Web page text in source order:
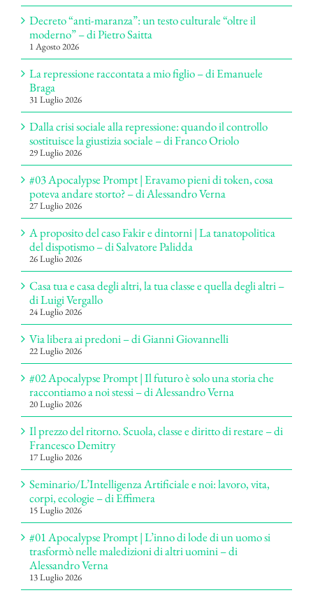
Decreto “anti-maranza”: un testo culturale “oltre il
moderno” – di Pietro Saitta
1 Agosto 2026
La repressione raccontata a mio figlio – di Emanuele
Braga
31 Luglio 2026
Dalla crisi sociale alla repressione: quando il controllo
sostituisce la giustizia sociale – di Franco Oriolo
29 Luglio 2026
#03 Apocalypse Prompt | Eravamo pieni di token, cosa
poteva andare storto? – di Alessandro Verna
27 Luglio 2026
A proposito del caso Fakir e dintorni | La tanatopolitica
del dispotismo – di Salvatore Palidda
26 Luglio 2026
Casa tua e casa degli altri, la tua classe e quella degli altri –
di Luigi Vergallo
24 Luglio 2026
Via libera ai predoni – di Gianni Giovannelli
22 Luglio 2026
#02 Apocalypse Prompt | Il futuro è solo una storia che
raccontiamo a noi stessi – di Alessandro Verna
20 Luglio 2026
Il prezzo del ritorno. Scuola, classe e diritto di restare – di
Francesco Demitry
17 Luglio 2026
Seminario/L’Intelligenza Artificiale e noi: lavoro, vita,
corpi, ecologie – di Effimera
15 Luglio 2026
#01 Apocalypse Prompt | L’inno di lode di un uomo si
trasformò nelle maledizioni di altri uomini – di
Alessandro Verna
13 Luglio 2026